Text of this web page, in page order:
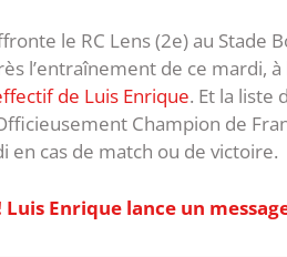
le RC Lens (2e) au Stade
l’entraînement de ce mardi,
de Luis Enrique. Et la liste
Champion de
cas de match ou de victoire.
Luis Enrique lance un